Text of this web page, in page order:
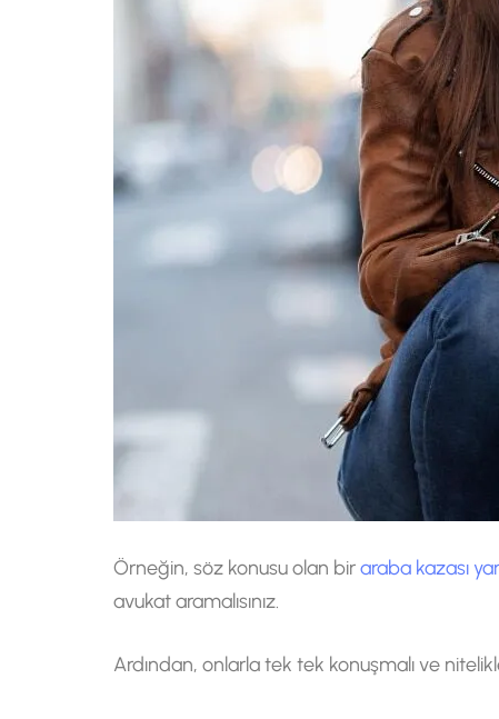
Örneğin, söz konusu olan biraraba kazası
avukat aramalısınız.
Ardından, onlarla tek tek konuşmalı ve